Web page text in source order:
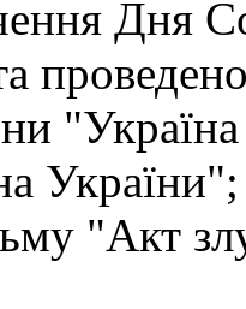
Дня
України";
"Акт